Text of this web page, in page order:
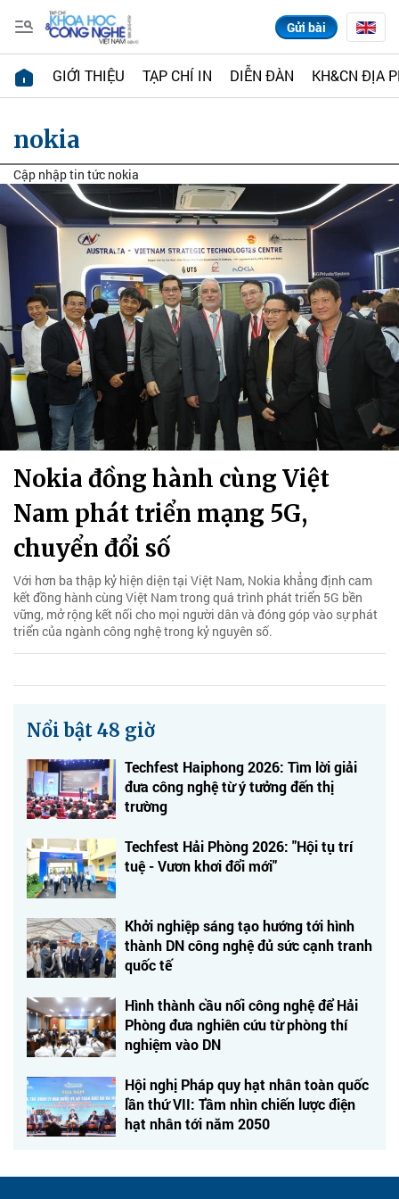
Gửi bài
GIỚI THIỆU TẠP CHÍ IN DIỄN ĐÀN KH&CN ĐỊA
nokia
Cập nhập tin tức nokia
Nokia đồng hành cùng Việt
Nam phát triển mạng 5G,
chuyển đổi số
Với hơn ba thập kỷ hiện diện tại Việt Nam, Nokia khẳng định cam
kết đồng hành cùng Việt Nam trong quá trình phát triển 5G bền
vững, mở rộng kết nối cho mọi người dân và đóng góp vào sự phát
triển của ngành công nghệ trong kỷ nguyên số.
Nổi bật 48 giờ
Techfest Haiphong 2026: Tìm lời giải
đưa công nghệ từ ý tưởng đến thị
trường
Techfest Hải Phòng 2026: "Hội tụ trí
tuệ - Vươn khơi đổi mới"
Khởi nghiệp sáng tạo hướng tới hình
thành DN công nghệ đủ sức cạnh tranh
quốc tế
Hình thành cầu nối công nghệ để Hải
Phòng đưa nghiên cứu từ phòng thí
nghiệm vào DN
Hội nghị Pháp quy hạt nhân toàn quốc
lần thứ VII: Tầm nhìn chiến lược điện
hạt nhân tới năm 2050